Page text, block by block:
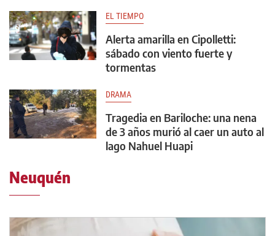
EL TIEMPO
Alerta amarilla en Cipolletti:
sábado con viento fuerte y
tormentas
DRAMA
Tragedia en Bariloche: una nena
de 3 años murió al caer un auto al
lago Nahuel Huapi
Neuquén